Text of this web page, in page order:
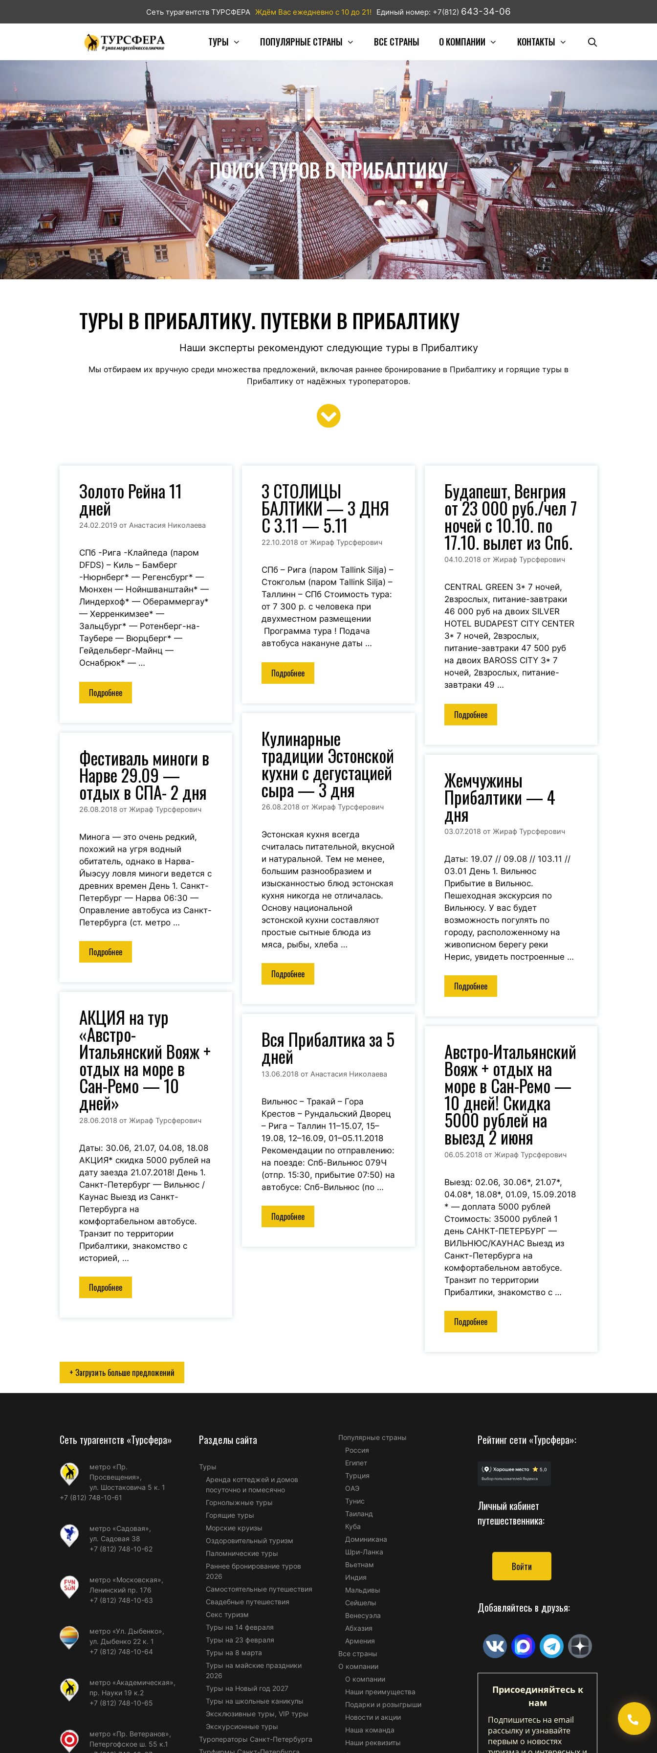
Сеть турагентств ТУРСФЕРА Ждём Вас ежедневно с 10 до 21! Единый номер: +7(812) 643-34-06
ТУРЫ ПОПУЛЯРНЫЕ СТРАНЫ ВСЕ СТРАНЫ О КОМПАНИИ КОНТАКТЫ
ПОИСК ТУРОВ В ПРИБАЛТИКУ
ТУРЫ В ПРИБАЛТИКУ. ПУТЕВКИ В ПРИБАЛТИКУ
Наши эксперты рекомендуют следующие туры в Прибалтику
Мы отбираем их вручную среди множества предложений, включая раннее бронирование в Прибалтику и горящие туры в
Прибалтику от надёжных туроператоров.
Золото Рейна 11
дней
24.02.2019 от Анастасия Николаева
СПб -Рига -Клайпеда (паром
DFDS) – Киль – Бамберг
-Нюрнберг* — Регенсбург* —
Мюнхен — Нойншванштайн* —
Линдерхоф* — Обераммергау*
— Херренкимзее* —
Зальцбург* — Ротенберг-на-
Таубере — Вюрцберг* —
Гейдельберг-Майнц —
Оснабрюк* — …
Подробнее
3 СТОЛИЦЫ
БАЛТИКИ — 3 ДНЯ
С 3.11 — 5.11
22.10.2018 от Жираф Турсферович
СПб – Рига (паром Tallink Silja) –
Стокгольм (паром Tallink Silja) –
Таллинн – СПб Стоимость тура:
от 7 300 р. с человека при
двухместном размещении
Программа тура ! Подача
автобуса накануне даты …
Подробнее
Будапешт, Венгрия
от 23 000 руб./чел 7
ночей с 10.10. по
17.10. вылет из Спб.
04.10.2018 от Жираф Турсферович
CENTRAL GREEN 3* 7 ночей,
2взрослых, питание-завтраки
46 000 руб на двоих SILVER
HOTEL BUDAPEST CITY CENTER
3* 7 ночей, 2взрослых,
питание-завтраки 47 500 руб
на двоих BAROSS CITY 3* 7
ночей, 2взрослых, питание-
завтраки 49 …
Подробнее
Кулинарные
традиции Эстонской
кухни с дегустацией
сыра — 3 дня
26.08.2018 от Жираф Турсферович
Эстонская кухня всегда
считалась питательной, вкусной
и натуральной. Тем не менее,
большим разнообразием и
изысканностью блюд эстонская
кухня никогда не отличалась.
Основу национальной
эстонской кухни составляют
простые сытные блюда из
мяса, рыбы, хлеба …
Подробнее
Фестиваль миноги в
Нарве 29.09 —
отдых в СПА- 2 дня
26.08.2018 от Жираф Турсферович
Минога — это очень редкий,
похожий на угря водный
обитатель, однако в Нарва-
Йыэсуу ловля миноги ведется с
древних времен День 1. Санкт-
Петербург — Нарва 06:30 —
Оправление автобуса из Санкт-
Петербурга (ст. метро …
Подробнее
Жемчужины
Прибалтики — 4
дня
03.07.2018 от Жираф Турсферович
Даты: 19.07 // 09.08 // 103.11 //
03.01 День 1. Вильнюс
Прибытие в Вильнюс.
Пешеходная экскурсия по
Вильнюсу. У вас будет
возможность погулять по
городу, расположенному на
живописном берегу реки
Нерис, увидеть построенные …
Подробнее
АКЦИЯ на тур
«Австро-
Итальянский Вояж +
отдых на море в
Сан-Ремо — 10
дней»
28.06.2018 от Жираф Турсферович
Даты: 30.06, 21.07, 04.08, 18.08
АКЦИЯ* скидка 5000 рублей на
дату заезда 21.07.2018! День 1.
Санкт-Петербург — Вильнюс /
Каунас Выезд из Санкт-
Петербурга на
комфортабельном автобусе.
Транзит по территории
Прибалтики, знакомство с
историей, …
Подробнее
Вся Прибалтика за 5
дней
13.06.2018 от Анастасия Николаева
Вильнюс – Тракай – Гора
Крестов – Рундальский Дворец
– Рига – Таллин 11–15.07, 15–
19.08, 12–16.09, 01–05.11.2018
Рекомендации по отправлению:
на поезде: Спб-Вильнюс 079Ч
(отпр. 15:30, прибытие 07:50) на
автобусе: Спб-Вильнюс (по …
Подробнее
Австро-Итальянский
Вояж + отдых на
море в Сан-Ремо —
10 дней! Скидка
5000 рублей на
выезд 2 июня
06.05.2018 от Жираф Турсферович
Выезд: 02.06, 30.06*, 21.07*,
04.08*, 18.08*, 01.09, 15.09.2018
* — доплата 5000 рублей
Стоимость: 35000 рублей 1
день САНКТ-ПЕТЕРБУРГ —
ВИЛЬНЮС/КАУНАС Выезд из
Санкт-Петербурга на
комфортабельном автобусе.
Транзит по территории
Прибалтики, знакомство с …
Подробнее
+ Загрузить больше предложений
Сеть турагентств «Турсфера»
метро «Пр.
Просвещения»,
ул. Шостаковича 5 к. 1
+7 (812) 748-10-61
метро «Садовая»,
ул. Садовая 38
+7 (812) 748-10-62
метро «Московская»,
Ленинский пр. 176
+7 (812) 748-10-63
метро «Ул. Дыбенко»,
ул. Дыбенко 22 к. 1
+7 (812) 748-10-64
метро «Академическая»,
пр. Науки 19 к.2
+7 (812) 748-10-65
метро «Пр. Ветеранов»,
Петергофское ш. 55 к.1
Разделы сайта
Туры
Аренда коттеджей и домов
посуточно и помесячно
Горнолыжные туры
Горящие туры
Морские круизы
Оздоровительный туризм
Паломнические туры
Раннее бронирование туров
2026
Самостоятельные путешествия
Свадебные путешествия
Секс туризм
Туры на 14 февраля
Туры на 23 февраля
Туры на 8 марта
Туры на майские праздники
2026
Туры на Новый год 2027
Туры на школьные каникулы
Эксклюзивные туры, VIP туры
Экскурсионные туры
Туроператоры Санкт-Петербурга
Популярные страны
Россия
Египет
Турция
ОАЭ
Тунис
Таиланд
Куба
Доминикана
Шри-Ланка
Вьетнам
Индия
Мальдивы
Сейшелы
Венесуэла
Абхазия
Армения
Все страны
О компании
О компании
Наши преимущества
Подарки и розыгрыши
Новости и акции
Наша команда
Наши реквизиты
Рейтинг сети «Турсфера»:
Личный кабинет
путешественника:
Войти
Добавляйтесь в друзья:
Присоединяйтесь к
нам
Подпишитесь на email
рассылку и узнавайте
первым о новостях